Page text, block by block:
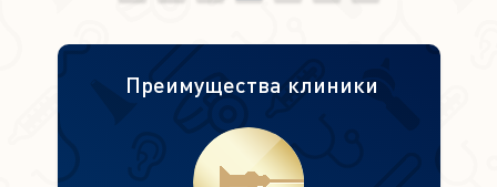
Преимущества клиники